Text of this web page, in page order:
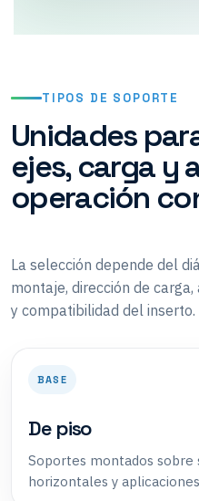
TIPOS DE SOPORTE
Unidades
ejes, carga y
operación
La selección depende del
montaje, dirección de
y compatibilidad del inserto.
BASE
De piso
Soportes montados sobre
horizontales y